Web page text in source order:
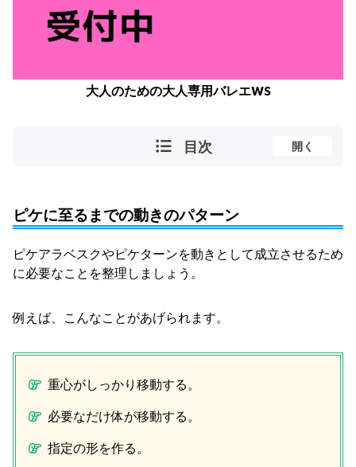
大人のための大人専用バレエWS
目次 開く
ピケに至るまでの動きのパターン
ピケアラベスクやピケターンを動きとして成立させるため
に必要なことを整理しましょう。
例えば、こんなことがあげられます。
重心がしっかり移動する。
必要なだけ体が移動する。
指定の形を作る。